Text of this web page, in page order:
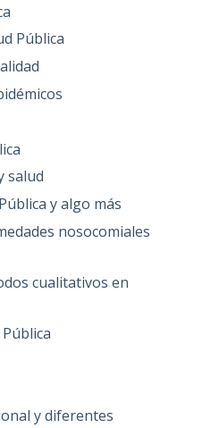
Pública
salud
y algo más
nosocomiales
cualitativos en
y diferentes